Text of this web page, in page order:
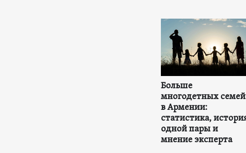
Больше
многодетных семей
в Армении:
статистика,
одной пары и
мнение эксперта